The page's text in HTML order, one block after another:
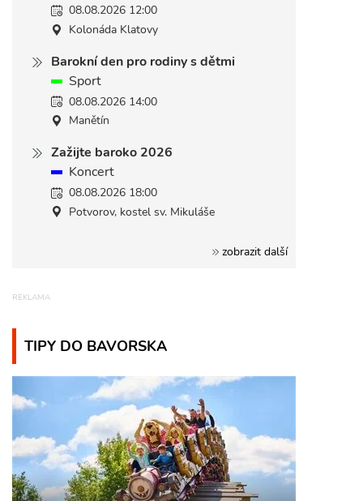
08.08.2026 12:00
Kolonáda Klatovy
Barokní den pro rodiny s dětmi
Sport
08.08.2026 14:00
Manětín
Zažijte baroko 2026
Koncert
08.08.2026 18:00
Potvorov, kostel sv. Mikuláše
zobrazit další
TIPY DO BAVORSKA